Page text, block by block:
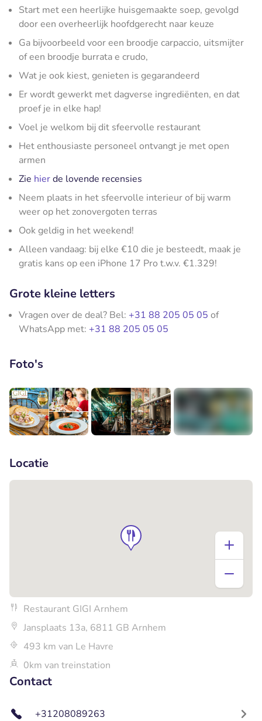
Start met een heerlijke huisgemaakte soep, gevolgd
door een overheerlijk hoofdgerecht naar keuze
Ga bijvoorbeeld voor een broodje carpaccio, uitsmijter
of een broodje burrata e crudo,
Wat je ook kiest, genieten is gegarandeerd
Er wordt gewerkt met dagverse ingrediënten, en dat
proef je in elke hap!
Voel je welkom bij dit sfeervolle restaurant
Het enthousiaste personeel ontvangt je met open
armen
Zie hierde lovende recensies
Neem plaats in het sfeervolle interieur of bij warm
weer op het zonovergoten terras
Ook geldig in het weekend!
Alleen vandaag: bij elke €10 die je besteedt, maak je
gratis kans op een iPhone 17 Pro t.w.v. €1.329!
Grote kleine letters
Vragen over de deal? Bel: +31 88 205 05 05 of
WhatsApp met: +31 88 205 05 05
Foto's
Locatie
Restaurant GIGI Arnhem
Jansplaats 13a, 6811 GB Arnhem
493 km van Le Havre
0km van treinstation
Contact
+31208089263